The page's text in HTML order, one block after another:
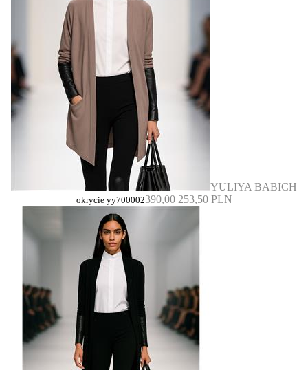
YULIYA BABICH
okrycie yy700002390,00 253,50 PLN